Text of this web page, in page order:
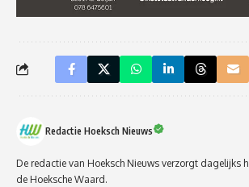
Redactie Hoeksch Nieuws
De redactie van Hoeksch Nieuws verzorgt dagelijks
de Hoeksche Waard.